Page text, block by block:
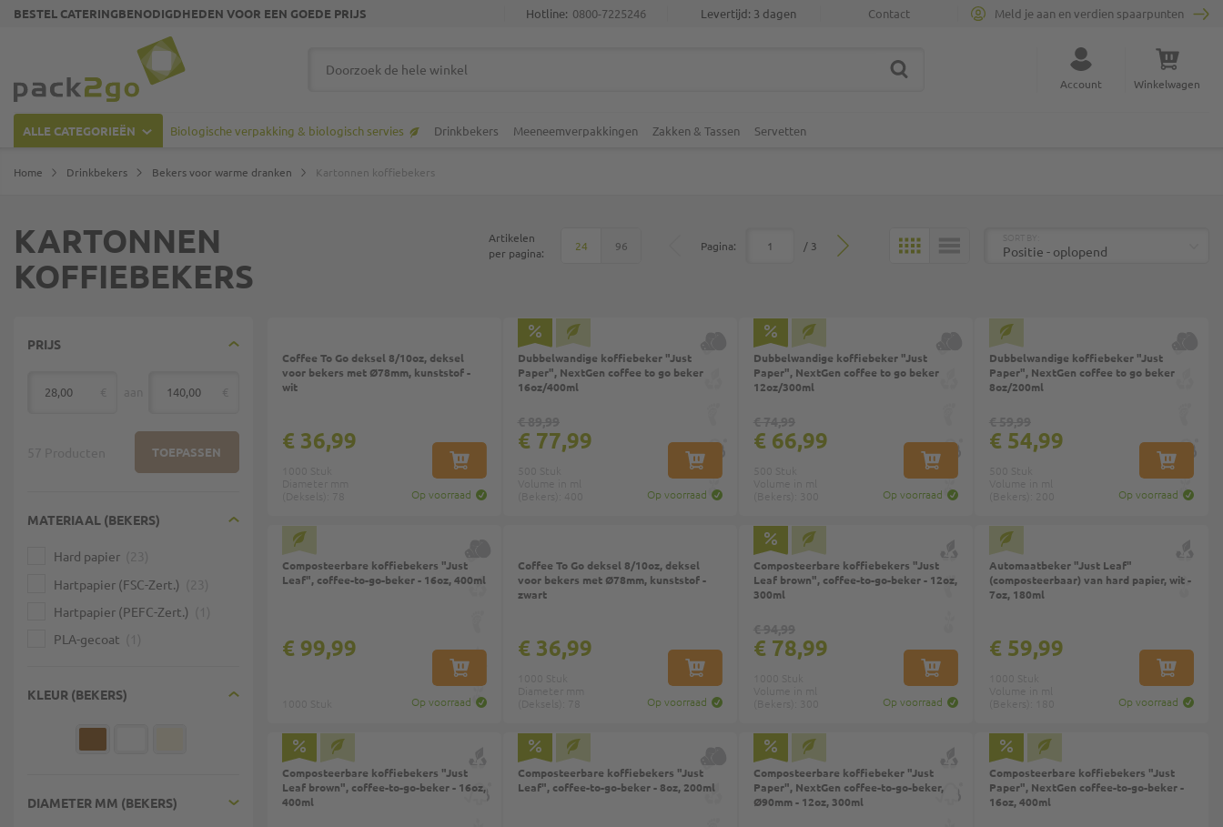
BESTEL CATERINGBENODIGDHEDEN VOOR EEN GOEDE PRIJS Contact
Levertijd: 3 dagen
Hotline: 0800-7225246 Meld je aan en verdien spaarpunten
Sluit zoekopdracht
ZOEK Account Winkelwagen
ALLE CATEGORIEËN Biologische verpakking & biologisch servies Drinkbekers Meeneemverpakkingen Zakken & Tassen Servetten
Home Drinkbekers Bekers voor warme dranken Kartonnen koffiebekers
KARTONNEN
KOFFIEBEKERS
Artikelen
per pagina:
24 96 Pagina: / 3 MOZAÏEK
PRIJS
TOEPASSEN
MATERIAAL (BEKERS)
Hard papier
Hartpapier (FSC-Zert.)
Hartpapier (PEFC-Zert.)
PLA-gecoat
KLEUR (BEKERS)
DIAMETER MM (BEKERS)
Coffee To Go deksel 8/10oz, deksel
voor bekers met Ø78mm, kunststof -
wit
Op voorraad
IN WINKELWAGEN
€ 36,99
Dubbelwandige koffiebeker "Just
Paper", NextGen coffee to go beker
16oz/400ml
Op voorraad
IN WINKELWAGEN
€ 77,99
€ 89,99
Dubbelwandige koffiebeker "Just
Paper", NextGen coffee to go beker
12oz/300ml
Op voorraad
IN WINKELWAGEN
€ 66,99
€ 74,99
Dubbelwandige koffiebeker "Just
Paper", NextGen coffee to go beker
8oz/200ml
Op voorraad
IN
€ 54,99
€ 59,99
Composteerbare koffiebekers "Just
Leaf", coffee-to-go-beker - 16oz, 400ml
Op voorraad
IN WINKELWAGEN
€ 99,99
Coffee To Go deksel 8/10oz, deksel
voor bekers met Ø78mm, kunststof -
zwart
Op voorraad
IN WINKELWAGEN
€ 36,99
Composteerbare koffiebekers "Just
Leaf brown", coffee-to-go-beker - 12oz,
300ml
Op voorraad
IN WINKELWAGEN
€ 78,99
€ 94,99
Automaatbeker "Just Leaf"
(composteerbaar) van hard papier, wit -
7oz, 180ml
Op voorraad
IN
€ 59,99
Composteerbare koffiebekers "Just
Leaf brown", coffee-to-go-beker - 16oz,
400ml
Composteerbare koffiebekers "Just
Leaf", coffee-to-go-beker - 8oz, 200ml
Composteerbare koffiebeker "Just
Paper", NextGen coffee-to-go-beker,
Ø90mm - 12oz, 300ml
Composteerbare koffiebekers "Just
Paper", NextGen coffee-to-go-beker -
16oz, 400ml